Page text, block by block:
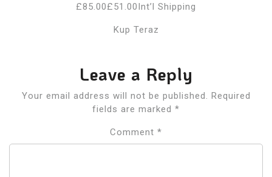
£85.00£51.00Int’l Shipping
Kup Teraz
Leave a Reply
Your email address will not be published.
Required
fields are marked *
Comment *